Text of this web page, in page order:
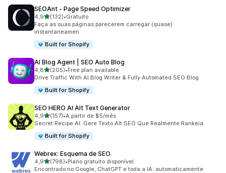
SEOAnt ‑ Page Speed Optimizer
4,9de 5 estrelas
(132)
132 total de avaliações
•Gratuito
Faça as suas páginas parecerem carregar (quase)
instantaneamen
Built for Shopify
AI Blog Agent | SEO Auto Blog
4,8de 5 estrelas
(205)
205 total de avaliações
•Free plan available
Drive Traffic With AI Blog Writer & Fully Automated SEO Blog
Built for Shopify
SEO HERO AI Alt Text Generator
4,9de 5 estrelas
(157)
157 total de avaliações
•A partir de $5/mês
Secret Recipe AI: Gere Texto Alt SEO Que Realmente Rankeia
Built for Shopify
Webrex: Esquema de SEO
4,9de 5 estrelas
(798)
798 total de avaliações
•Plano gratuito disponível
Encontrado no Google, ChatGPT e toda a IA: automaticamente